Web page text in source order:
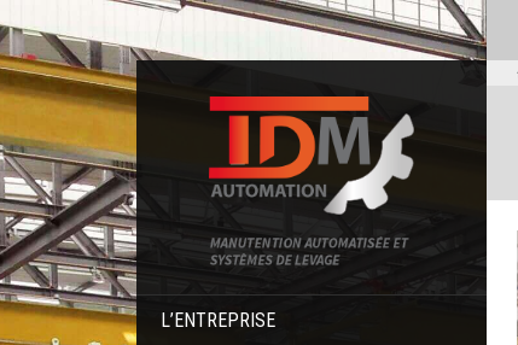
L’ENTREPRISE